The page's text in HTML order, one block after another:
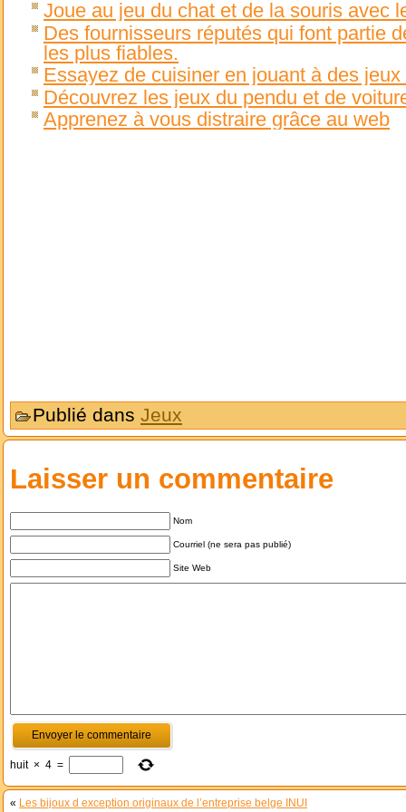
Joue au jeu du chat et de la souris avec
Des fournisseurs réputés qui font partie
les plus fiables.
Essayez de cuisiner en jouant à des
Découvrez les jeux du pendu et de
Apprenez à vous distraire grâce au web
Publié dans Jeux
Laisser un commentaire
Nom
Courriel (ne sera pas publié)
Site Web
huit × 4 =
« Les bijoux d exception originaux de l’entreprise belge INUI